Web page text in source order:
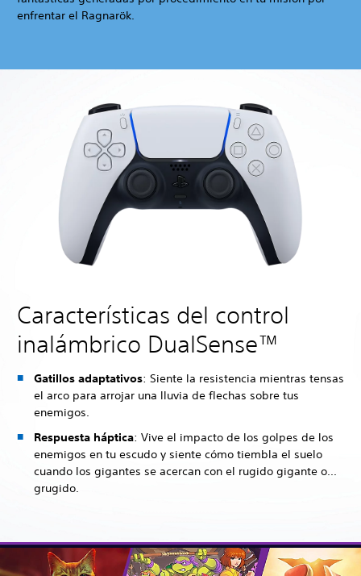
enfrentar el Ragnarök.
Características del control
inalámbrico DualSense™
Gatillos adaptativos: Siente la resistencia mientras tensas
el arco para arrojar una lluvia de flechas sobre tus
enemigos.
Respuesta háptica: Vive el impacto de los golpes de los
enemigos en tu escudo y siente cómo tiembla el suelo
cuando los gigantes se acercan con el rugido gigante o...
grugido.